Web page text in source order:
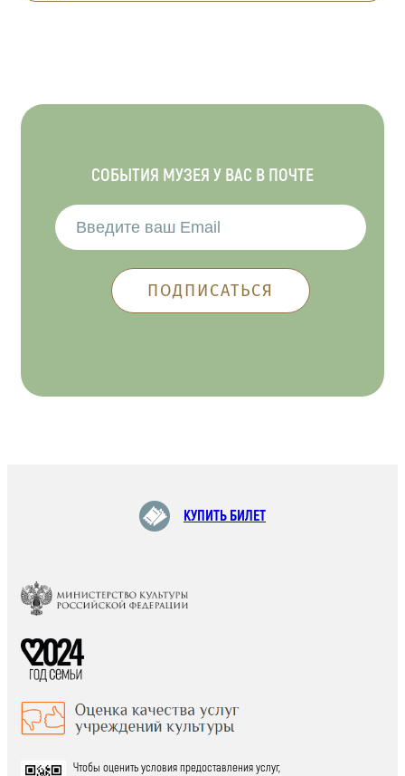
СОБЫТИЯ МУЗЕЯ У ВАС В ПОЧТЕ
КУПИТЬ БИЛЕТ
Чтобы оценить условия предоставления услуг,